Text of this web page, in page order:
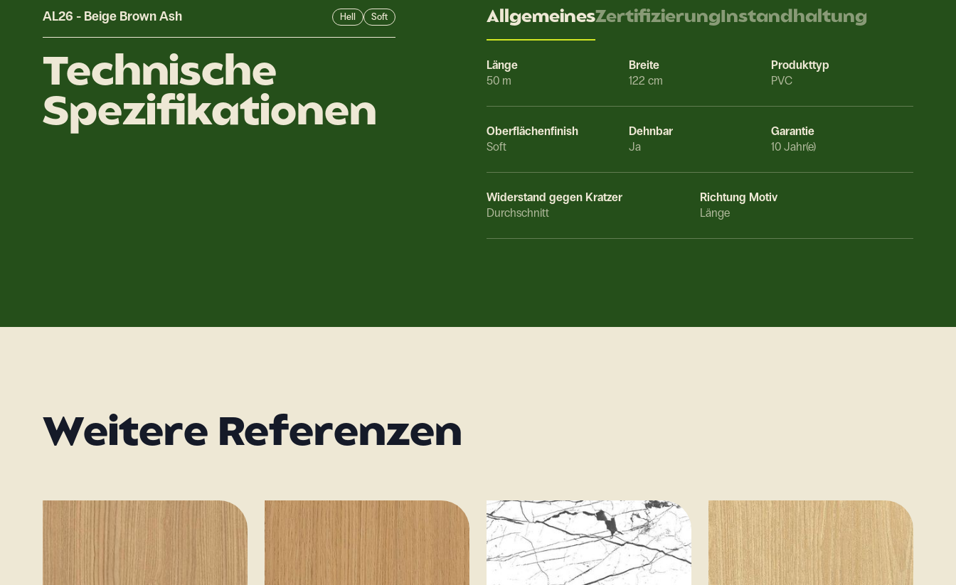
AL26 - Beige Brown Ash Hell Soft
Technische
Spezifikationen
AllgemeinesZertifizierungInstandhaltung
Länge
50 m
Breite
122 cm
Produkttyp
PVC
Oberflächenfinish
Soft
Dehnbar
Ja
Garantie
10 Jahr(e)
Widerstand gegen Kratzer
Durchschnitt
Richtung Motiv
Länge
Weitere Referenzen